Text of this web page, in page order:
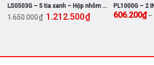
Vừa hút
₫Khoảng giá: từ 606.200₫ đến 1.163.100₫
SD150PRO đầu 2 trong 1 – Lực siết
150Nm – Bảo hành chính hãng 12
1.800.000₫ Giá gốc là: 1.800.000₫.
1.319.200₫Giá hiện